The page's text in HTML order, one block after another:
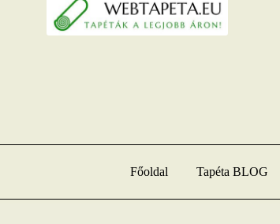
a
navigációhoz
a
tartalomba
Főoldal Tapéta BLOG